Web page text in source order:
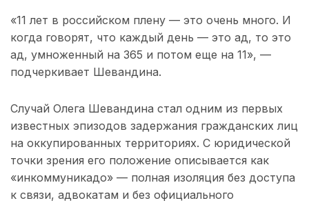
«11 лет в российском плену — это очень много. И
когда говорят, что каждый день — это ад, то это
ад, умноженный на 365 и потом еще на 11», —
подчеркивает Шевандина.
Случай Олега Шевандина стал одним из первых
известных эпизодов задержания гражданских лиц
на оккупированных территориях. С юридической
точки зрения его положение описывается как
«инкоммуникадо» — полная изоляция без доступа
к связи, адвокатам и без официального